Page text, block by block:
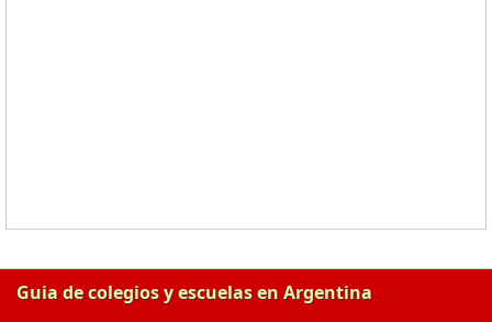
Guia de colegios y escuelas en Argentina